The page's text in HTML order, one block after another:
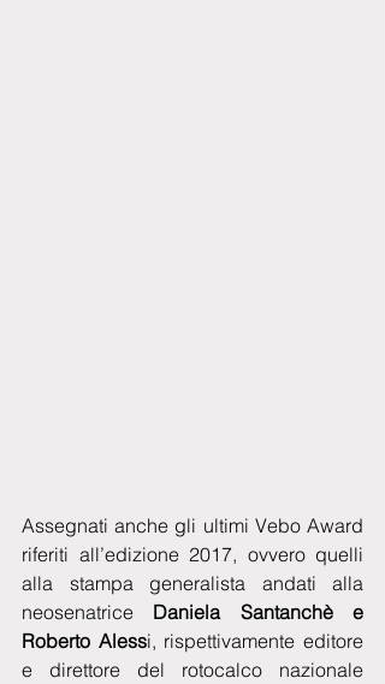
Assegnati anche gli ultimi Vebo Award
riferiti all’edizione 2017, ovvero quelli
alla stampa generalista andati alla
neosenatrice Daniela Santanchè e
Roberto Alessi, rispettivamente editore
e direttore del rotocalco nazionale